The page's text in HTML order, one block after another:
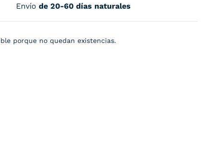
Envío de 20-60 días naturales
porque no quedan existencias.